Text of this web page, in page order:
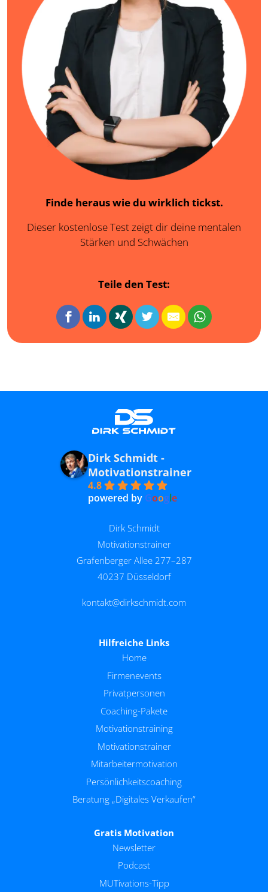
Finde heraus wie du wirklich tickst.
Dieser kostenlose Test zeigt dir deine mentalen
Stärken und Schwächen
Teile den Test:
Dirk Schmidt -
Motivationstrainer
4.8
powered by Google
Dirk Schmidt
Motivationstrainer
Grafenberger Allee 277–287
40237 Düsseldorf
kontakt@dirkschmidt.com
Hilfreiche Links
Home
Firmenevents
Privatpersonen
Coaching-Pakete
Motivationstraining
Motivationstrainer
Mitarbeitermotivation
Persönlichkeitscoaching
Beratung „Digitales Verkaufen“
Gratis Motivation
Newsletter
Podcast
MUTivations-Tipp